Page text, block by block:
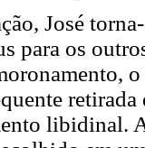
José
para os
libidinal.